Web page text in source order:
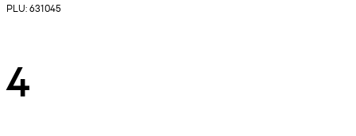
PLU: 631045
4